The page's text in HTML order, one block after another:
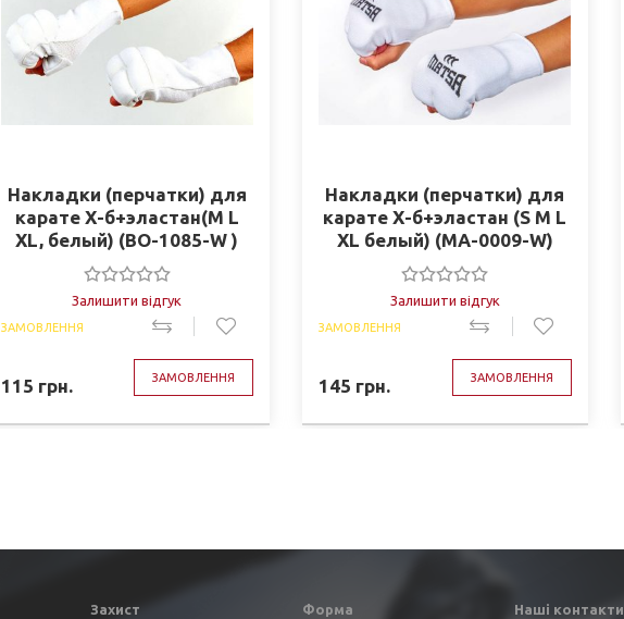
Накладки (перчатки) для
карате Х-б+эластан(M L
XL, белый) (BO-1085-W )
Залишити відгук
ЗАМОВЛЕННЯ
115 грн. ЗАМОВЛЕННЯ
Накладки (перчатки) для
карате Х-б+эластан (S M L
XL белый) (MA-0009-W)
Залишити відгук
ЗАМОВЛЕННЯ
145 грн. ЗАМОВЛЕННЯ
Захист Форма Наші контакти